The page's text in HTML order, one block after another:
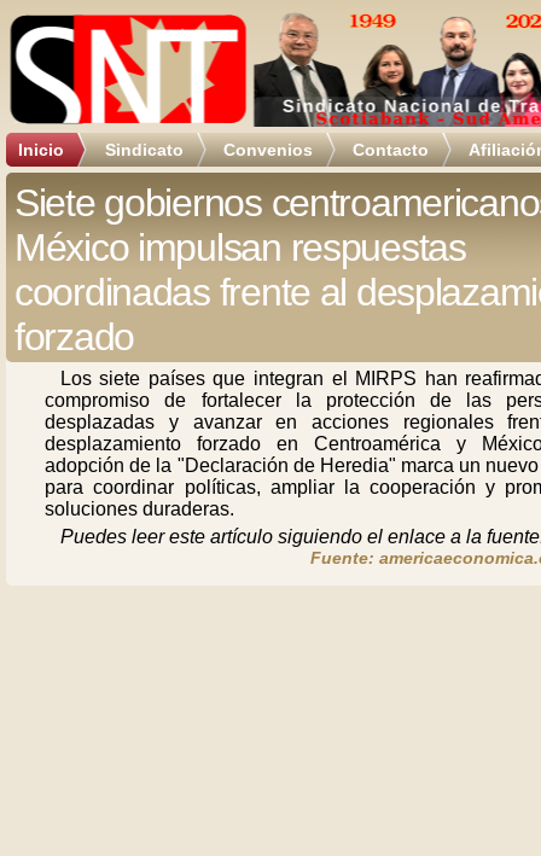
Inicio Sindicato Convenios Contacto
Siete gobiernos
México impulsan respuestas
coordinadas frente al
forzado
Los siete países que integran el MIRPS han
compromiso de fortalecer la protección de las
desplazadas y avanzar en acciones regionales
desplazamiento forzado en Centroamérica y
adopción de la "Declaración de Heredia" marca un
para coordinar políticas, ampliar la cooperación y
soluciones duraderas.
Puedes leer este artículo siguiendo el enlace a la
Fuente: